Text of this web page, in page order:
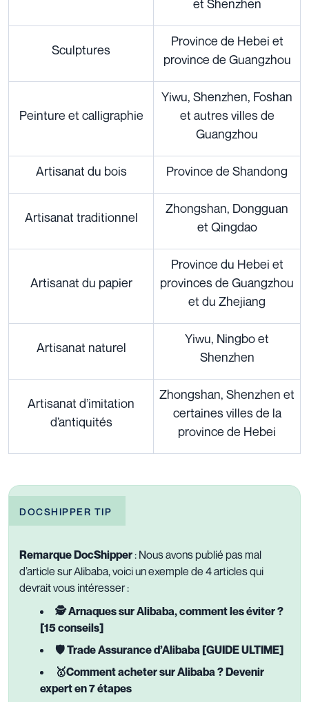
et Shenzhen
Sculptures
Province de Hebei et
province de Guangzhou
Peinture et calligraphie
Yiwu, Shenzhen, Foshan
et autres villes de
Guangzhou
Artisanat du bois Province de Shandong
Artisanat traditionnel
Zhongshan, Dongguan
et Qingdao
Artisanat du papier
Province du Hebei et
provinces de Guangzhou
et du Zhejiang
Artisanat naturel
Yiwu, Ningbo et
Shenzhen
Artisanat d’imitation
d’antiquités
Zhongshan, Shenzhen et
certaines villes de la
province de Hebei
DOCSHIPPER TIP
Remarque DocShipper : Nous avons publié pas mal
d’article sur Alibaba, voici un exemple de 4 articles qui
devrait vous intéresser :
🕵️‍ Arnaques sur Alibaba, comment les éviter ?
[15 conseils]
🛡️ Trade Assurance d’Alibaba [GUIDE ULTIME]
🥇Comment acheter sur Alibaba ? Devenir
expert en 7 étapes